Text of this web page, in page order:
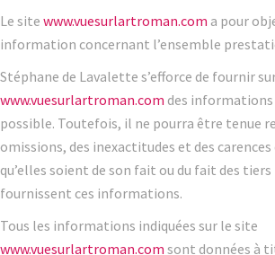
Le site www.vuesurlartroman.com a pour
information concernant l’ensemble
Stéphane de Lavalette s’efforce de fournir
www.vuesurlartroman.com des informations
possible. Toutefois, il ne pourra être tenue
omissions, des inexactitudes et des carences
qu’elles soient de son fait ou du fait des
fournissent ces informations.
Tous les informations indiquées sur le site
www.vuesurlartroman.com sont données à